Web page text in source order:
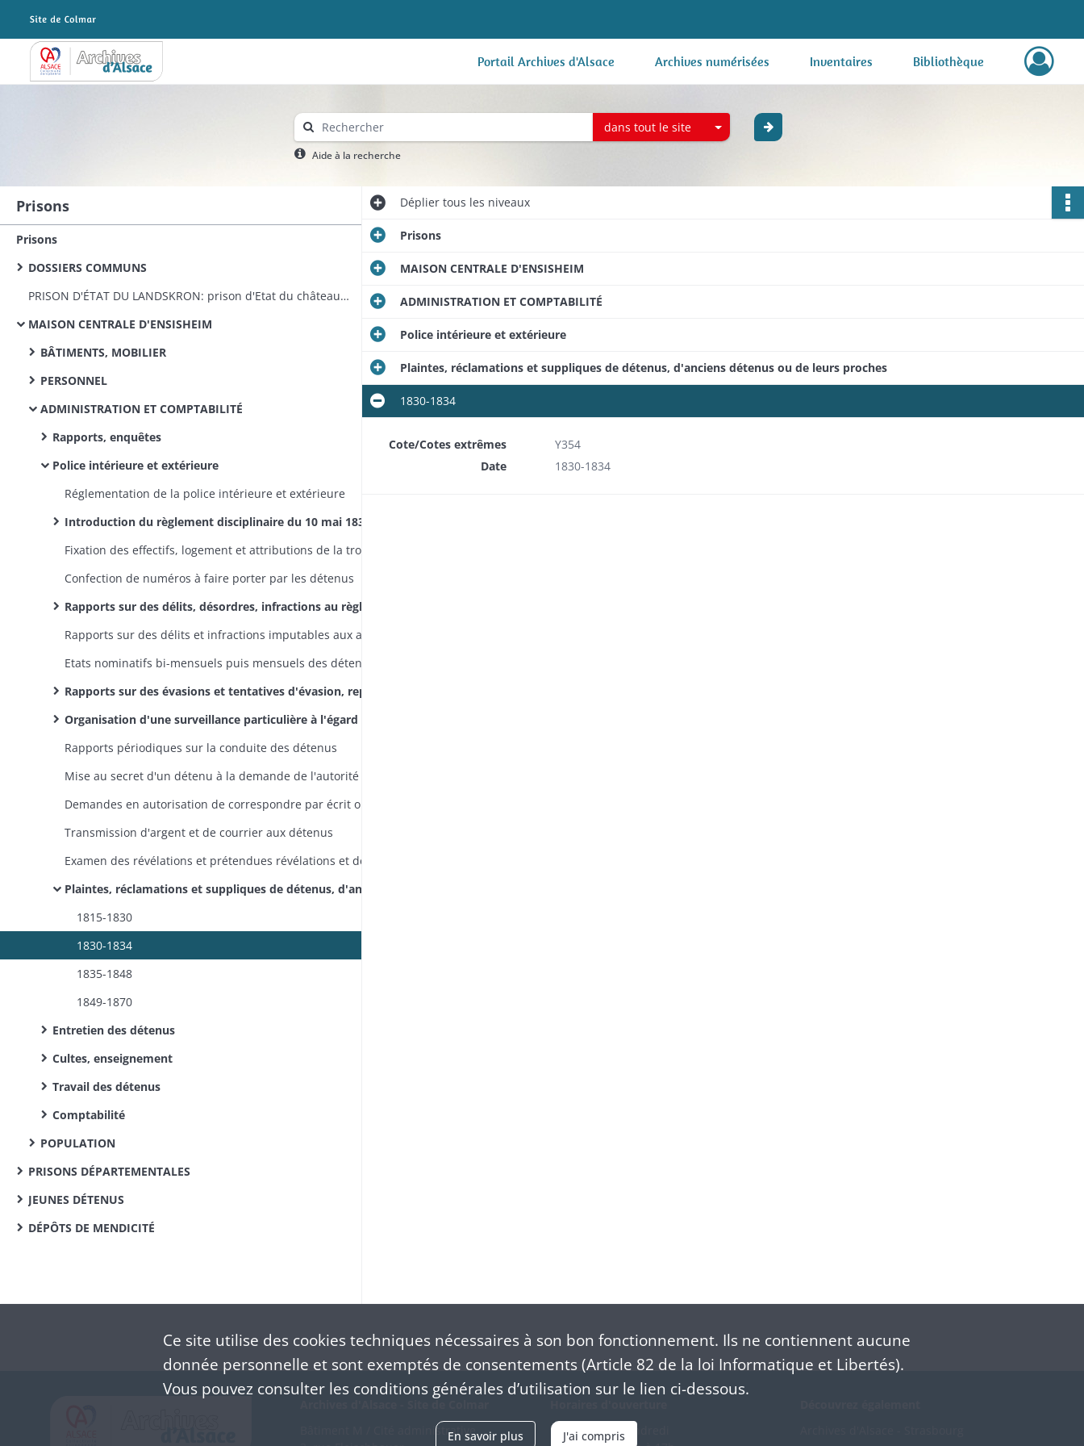
Archives Alsace - Colmar Portail Archives d'Alsace Archives numérisées Inventaires Bibliothèque
dans tout le site
Aide à la recherche
Prisons
Prisons
DOSSIERS COMMUNS
PRISON D'ÉTAT DU LANDSKRON: prison d'Etat du château du Landskron: remise par le Génie militaire, travaux d'appropriation et réparations, personnel
MAISON CENTRALE D'ENSISHEIM
BÂTIMENTS, MOBILIER
PERSONNEL
ADMINISTRATION ET COMPTABILITÉ
Rapports, enquêtes
Police intérieure et extérieure
Réglementation de la police intérieure et extérieure
Introduction du règlement disciplinaire du 10 mai 1839, rapports trimestriels sur son exécution, puis rapports trimestriels et annuels sur l'état général de la maison centrale
Confection de numéros à faire porter par les détenus
Rapports sur des délits, désordres, infractions au règlement et actes d'insubordination commis par des détenus, sanctions disciplinaires et poursuites judiciaires contre les auteurs, transfert dans d'autres prisons des détenus dangereux et de ceux menacés, isolement de détenus dangereux
Rapports sur des évasions et tentatives d'évasion, reprise d'évadés, mesures préventives, sanctions contre les détenus et le personnel
Organisation d'une surveillance particulière à l'égard du détenu Libri-Bagnano, correspondance de ce détenu, plaintes, révélations et mémoires
Rapports périodiques sur la conduite des détenus
Transmission d'argent et de courrier aux détenus
Plaintes, réclamations et suppliques de détenus, d'anciens détenus ou de leurs proches
1815-1830
1830-1834
1835-1848
1849-1870
Entretien des détenus
Cultes, enseignement
Travail des détenus
Comptabilité
POPULATION
PRISONS DÉPARTEMENTALES
JEUNES DÉTENUS
DÉPÔTS DE MENDICITÉ
Dépliertous les niveaux
Prisons
MAISON CENTRALE D'ENSISHEIM
ADMINISTRATION ET COMPTABILITÉ
Police intérieure et extérieure
Plaintes, réclamations et suppliques de détenus, d'anciens détenus ou de leurs proches
1830-1834
Cote/Cotes extrêmes
Y354
Date
1830-1834
Bâtiment M / Cité administrative
Du mardi au vendredi
Ce site utilise des cookiestechniques nécessaires à son bon fonctionnement. Ils ne contiennent aucune
donnée personnelle et sont exemptés de consentements (Article 82 de la loi Informatique et Libertés).
Vous pouvez consulter les conditions générales d’utilisation sur le lien ci-dessous.
En savoir plus J'ai compris